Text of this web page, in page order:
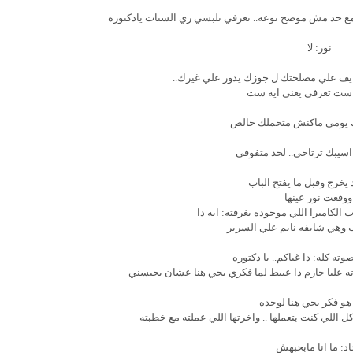
مع حد مش موضح نوعه.. تعرفي تلبسي زي الستات يادكتوره
نور: لا
خايف علي مصلحتك ل جوزك يدور علي غيرك..
ست تعرفي يعني ايه ست
يومي ماكنش متحملك خالص
ترتاحي.. لحد متفوقي
يخرج وقبل ما يفتح الباب
نور عينها
اللي موجوده بغرفته: ايه دا
وهي شايفه نايم علي السرير
كله: دا غباكم.. يا دكتوره
حازم دا عبيط لما فكري يجي هنا عشان يحبسني
هو فكر يجي هنا لوحده
كنت بتعملها .. واخرتها اللي عملته مع خطبته
ما انا مابحبهش